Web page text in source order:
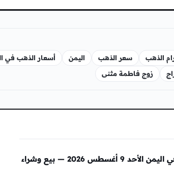
الذهب سعر الذهب اليمن أسعار الذهب في
زوج فاطمة مثنى
أسعار الذهب اليوم في اليمن الأحد 9 أغسطس 2026 — بيع وشراء